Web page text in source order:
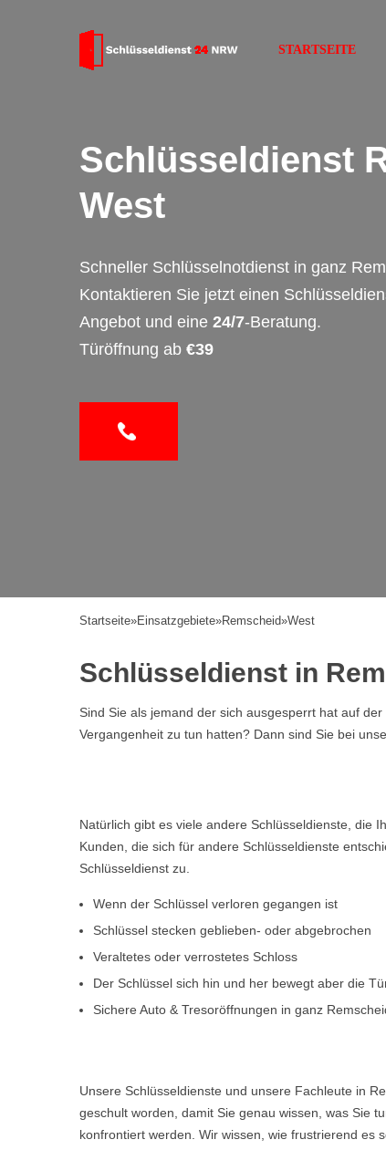
STARTSEITE
Schlüsseldienst
West
Schneller Schlüsselnotdienst in ganz
Kontaktieren Sie jetzt einen
Angebot und eine 24/7-Beratung.
Türöffnung ab €39
Startseite»Einsatzgebiete»Remscheid»West
Schlüsseldienst in
Sind Sie als jemand der sich ausgesperrt hat auf
Vergangenheit zu tun hatten? Dann sind Sie bei
Natürlich gibt es viele andere Schlüsseldienste, die
Kunden, die sich für andere Schlüsseldienste
Schlüsseldienst zu.
Wenn der Schlüssel verloren gegangen ist
Schlüssel stecken geblieben- oder abgebrochen
Veraltetes oder verrostetes Schloss
Der Schlüssel sich hin und her bewegt aber die
Sichere Auto & Tresoröffnungen in ganz
Unsere Schlüsseldienste und unsere Fachleute in
geschult worden, damit Sie genau wissen, was Sie
konfrontiert werden. Wir wissen, wie frustrierend es